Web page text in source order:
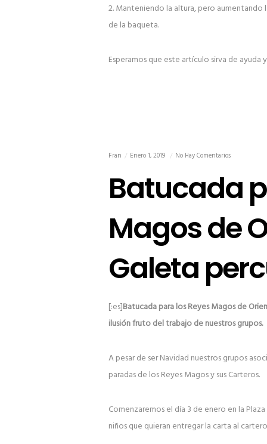
2. Manteniendo la altura, pero
de la baqueta.
Esperamos que este artículo sirva de
Fran Enero 1, 2019 No Hay Comentarios
Batucada
Magos de
Galeta
[:es]Batucada para los Reyes Magos de
ilusión fruto del trabajo de nuestros grupos.
A pesar de ser Navidad nuestros grupos
paradas de los Reyes Magos y sus Carteros.
Comenzaremos el día 3 de enero en la
niños que quieran entregar la carta al